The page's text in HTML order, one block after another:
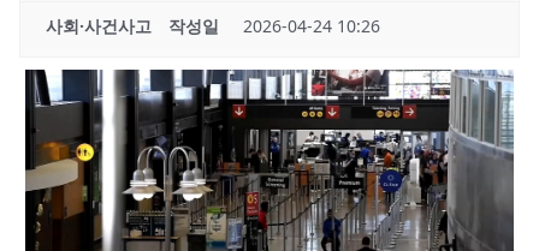
사회·사건사고 작성일 2026-04-24 10:26